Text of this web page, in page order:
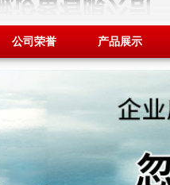
公司荣誉 产品展示